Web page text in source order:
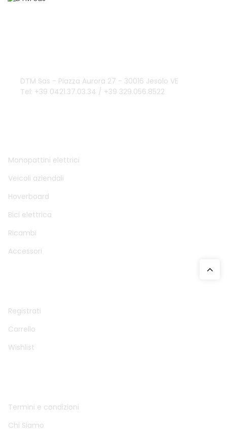
DTM Sas - Piazza Aurora 27 - 30016 Jesolo VE
Tel: +39 0421.37.03.34 / +39 329.056.8522
Monopattini elettrici
Veicoli aziendali
Hoverboard
Bici elettrica
Ricambi
Accessori
Registrati
Carrello
Wishlist
Termini e condizioni
Chi Siamo